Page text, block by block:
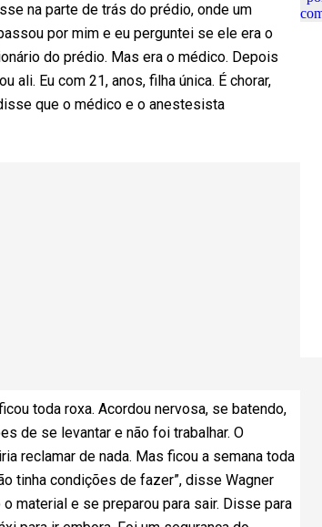
na parte de trás do prédio, onde um
por mim e eu perguntei se ele era o
do prédio. Mas era o médico. Depois
ali. Eu com 21, anos, filha única. É chorar,
que o médico e o anestesista
toda roxa. Acordou nervosa, se batendo,
de se levantar e não foi trabalhar. O
reclamar de nada. Mas ficou a semana toda
tinha condições de fazer”, disse Wagner
material e se preparou para sair. Disse para